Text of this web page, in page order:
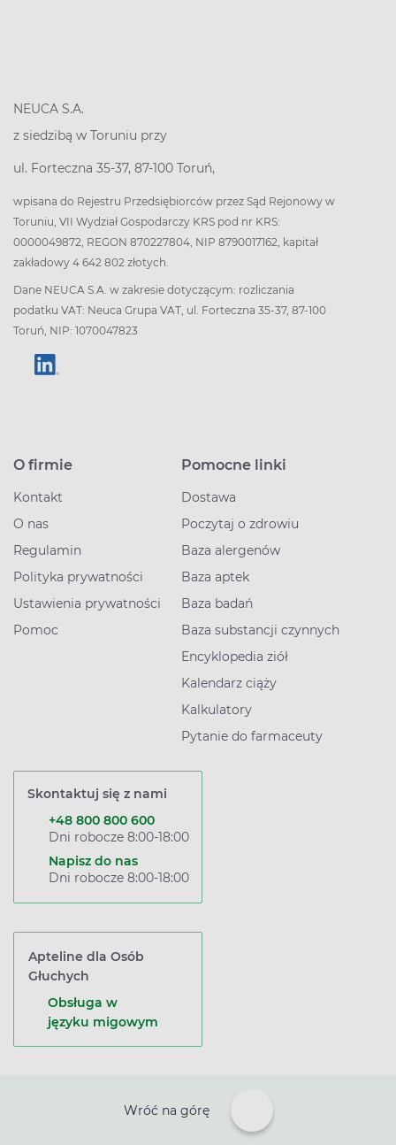
NEUCA S.A.
z siedzibą w Toruniu przy
ul. Forteczna 35-37, 87-100 Toruń,
wpisana do Rejestru Przedsiębiorców przez Sąd Rejonowy w
Toruniu, VII Wydział Gospodarczy KRS pod nr KRS:
0000049872, REGON 870227804, NIP 8790017162, kapitał
zakładowy 4 642 802 złotych.
Dane NEUCA S.A. w zakresie dotyczącym: rozliczania
podatku VAT: Neuca Grupa VAT, ul. Forteczna 35-37, 87-100
Toruń, NIP: 1070047823
O firmie
Kontakt
O nas
Regulamin
Polityka prywatności
Ustawienia prywatności
Pomoc
Pomocne linki
Dostawa
Poczytaj o zdrowiu
Baza alergenów
Baza aptek
Baza badań
Baza substancji czynnych
Encyklopedia ziół
Kalendarz ciąży
Kalkulatory
Pytanie do farmaceuty
Skontaktuj się z nami
+48 800 800 600
Dni robocze 8:00-18:00
Napisz do nas
Dni robocze 8:00-18:00
Apteline dla Osób
Głuchych
Obsługa w
języku migowym
Wróć na górę